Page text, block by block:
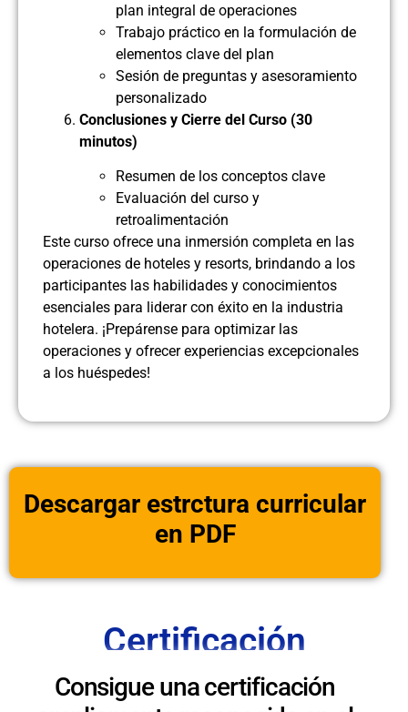
plan integral de operaciones
Trabajo práctico en la formulación de
elementos clave del plan
Sesión de preguntas y asesoramiento
personalizado
Conclusiones y Cierre del Curso (30
minutos)
Resumen de los conceptos clave
Evaluación del curso y
retroalimentación
Este curso ofrece una inmersión completa en las
operaciones de hoteles y resorts, brindando a los
participantes las habilidades y conocimientos
esenciales para liderar con éxito en la industria
hotelera. ¡Prepárense para optimizar las
operaciones y ofrecer experiencias excepcionales
a los huéspedes!
Descargar estrctura curricular
en PDF
Certificación
Consigue una certificación